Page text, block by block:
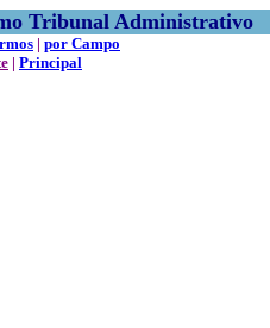
Tribunal Administrativo
| por Campo
| Principal